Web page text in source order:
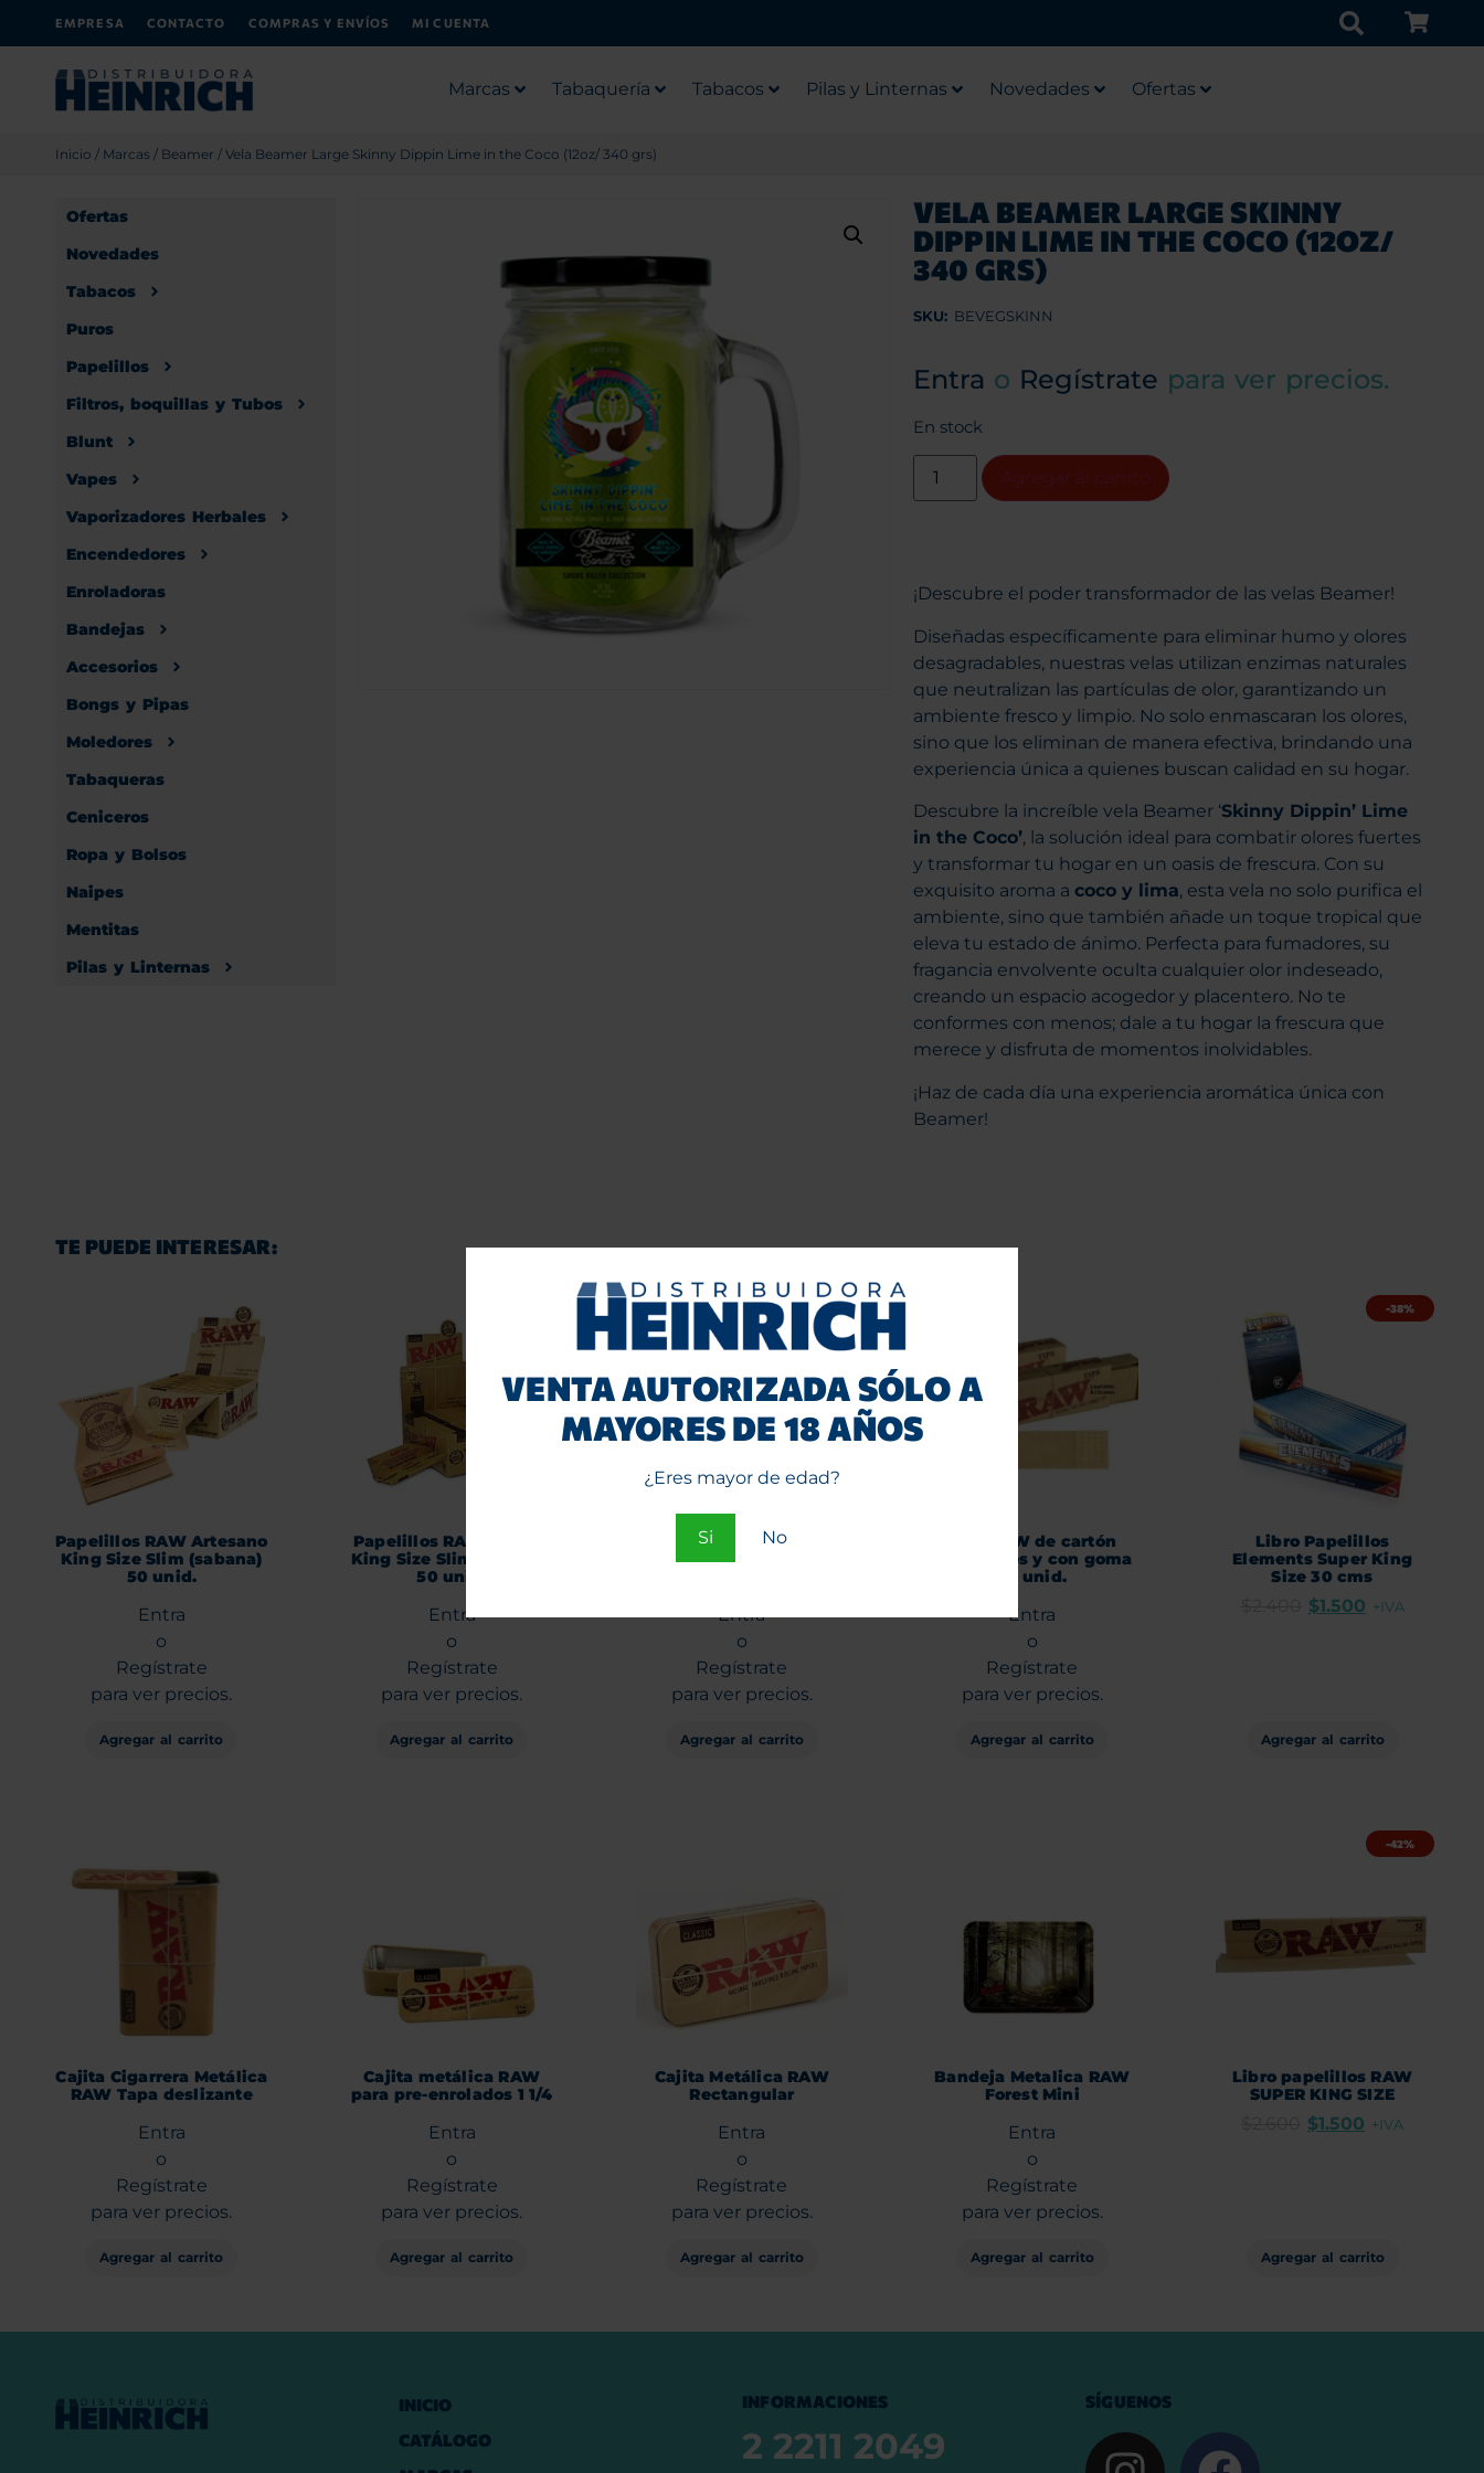
VENTA AUTORIZADA SÓLO A
MAYORES DE 18 AÑOS
¿Eres mayor de edad?
Si No
EMPRESA CONTACTO COMPRAS Y ENVÍOS MI CUENTA
Marcas Tabaquería Tabacos Pilas y Linternas Novedades Ofertas
Inicio / Marcas / Beamer / Vela Beamer Large Skinny Dippin Lime in the Coco (12oz/ 340 grs)
Ofertas
Novedades
Tabacos
Puros
Papelillos
Filtros, boquillas y Tubos
Blunt
Vapes
Vaporizadores Herbales
Encendedores
Enroladoras
Bandejas
Accesorios
Bongs y Pipas
Moledores
Tabaqueras
Ceniceros
Ropa y Bolsos
Naipes
Mentitas
Pilas y Linternas
VELA BEAMER LARGE SKINNY
DIPPIN LIME IN THE COCO (12OZ/
340 GRS)
SKU: BEVEGSKINN
Entra o Regístrate para ver precios.
En stock
¡Descubre el poder transformador de las velas Beamer!
Diseñadas específicamente para eliminar humo y olores
desagradables, nuestras velas utilizan enzimas naturales
que neutralizan las partículas de olor, garantizando un
ambiente fresco y limpio. No solo enmascaran los olores,
sino que los eliminan de manera efectiva, brindando una
experiencia única a quienes buscan calidad en su hogar.
Descubre la increíble vela Beamer ‘Skinny Dippin’ Lime
in the Coco’, la solución ideal para combatir olores fuertes
y transformar tu hogar en un oasis de frescura. Con su
exquisito aroma a coco y lima, esta vela no solo purifica el
ambiente, sino que también añade un toque tropical que
eleva tu estado de ánimo. Perfecta para fumadores, su
fragancia envolvente oculta cualquier olor indeseado,
creando un espacio acogedor y placentero. No te
conformes con menos; dale a tu hogar la frescura que
merece y disfruta de momentos inolvidables.
¡Haz de cada día una experiencia aromática única con
Beamer!
TE PUEDE INTERESAR:
Papelillos RAW Artesano
King Size Slim (sabana)
50 unid.
Entra
o
Regístrate
para ver precios.
Agregar al carrito
Papelillos RAW Classic
King Size Slim (sabana)
50 unid.
Entra
o
Regístrate
para ver precios.
Agregar al carrito
Maquina Enroladora
RAW 1 1/4 ecoplastic
Entra
o
Regístrate
para ver precios.
Agregar al carrito
Tips RAW de cartón
prepicados y con goma
25 unid.
Entra
o
Regístrate
para ver precios.
Agregar al carrito
-38%
Libro Papelillos
Elements Super King
Size 30 cms
$1.500 +IVA
Agregar al carrito
Cajita Cigarrera Metálica
RAW Tapa deslizante
Entra
o
Regístrate
para ver precios.
Agregar al carrito
Cajita metálica RAW
para pre-enrolados 1 1/4
Entra
o
Regístrate
para ver precios.
Agregar al carrito
Cajita Metálica RAW
Rectangular
Entra
o
Regístrate
para ver precios.
Agregar al carrito
Bandeja Metalica RAW
Forest Mini
Entra
o
Regístrate
para ver precios.
Agregar al carrito
-42%
Libro papelillos RAW
SUPER KING SIZE
$1.500 +IVA
Agregar al carrito
INICIO
CATÁLOGO
INFORMACIONES
2 2211 2049
SÍGUENOS